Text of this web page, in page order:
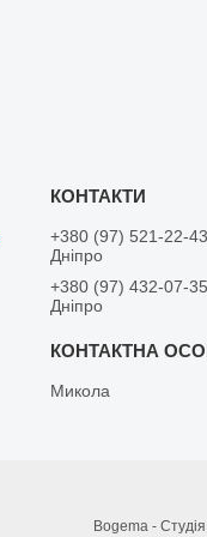
+380 (97) 521-22-43
Дніпро
+380 (97) 432-07-35
Дніпро
Микола